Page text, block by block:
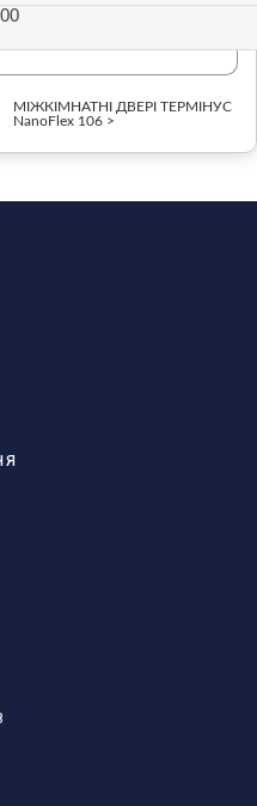
МІЖКІМНАТНІ ДВЕРІ ТЕРМІНУС
NanoFlex 106 >